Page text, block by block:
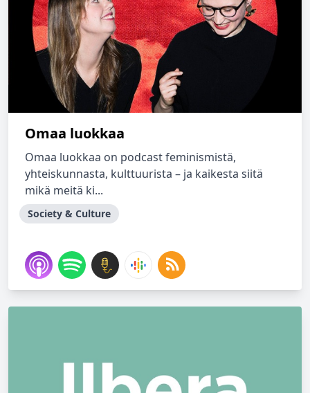
Omaa luokkaa
Omaa luokkaa on podcast feminismistä,
yhteiskunnasta, kulttuurista – ja kaikesta siitä
mikä meitä ki...
Society & Culture